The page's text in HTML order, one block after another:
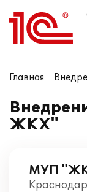
Главная
ЖКХ"
МУП